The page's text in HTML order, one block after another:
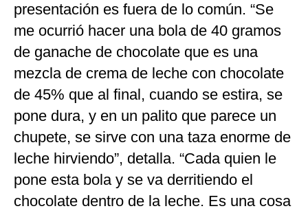
presentación es fuera de lo común. “Se
me ocurrió hacer una bola de 40 gramos
de ganache de chocolate que es una
mezcla de crema de leche con chocolate
de 45% que al final, cuando se estira, se
pone dura, y en un palito que parece un
chupete, se sirve con una taza enorme de
leche hirviendo”, detalla. “Cada quien le
pone esta bola y se va derritiendo el
chocolate dentro de la leche. Es una cosa